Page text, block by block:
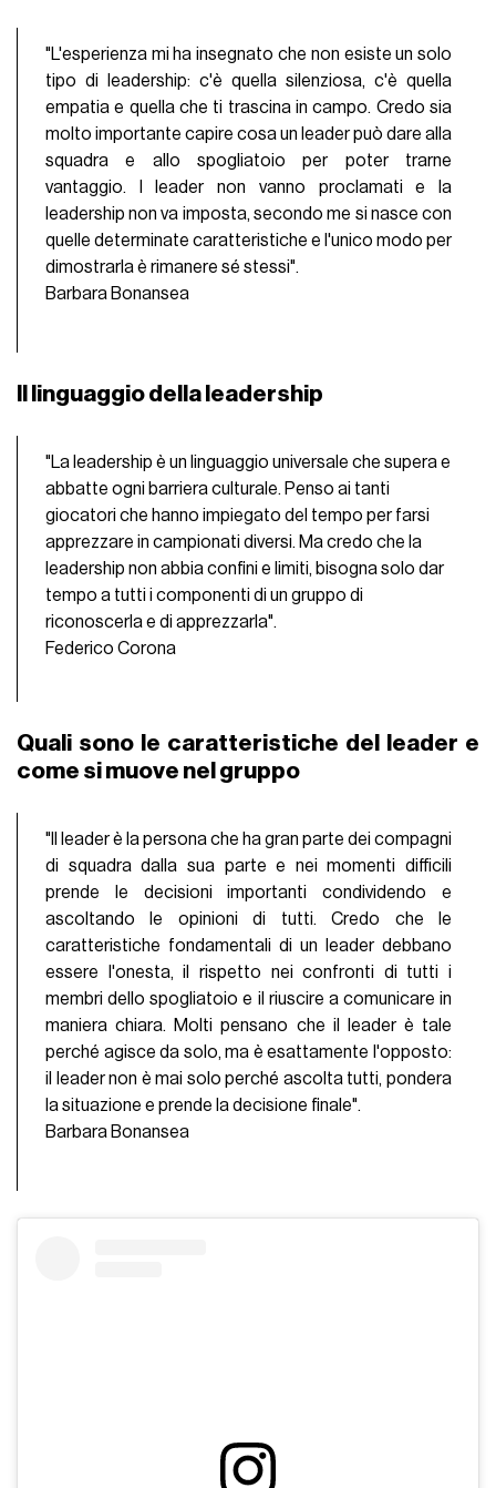
"L'esperienza mi ha insegnato che non esiste un solo
tipo di leadership: c'è quella silenziosa, c'è quella
empatia e quella che ti trascina in campo. Credo sia
molto importante capire cosa un leader può dare alla
squadra e allo spogliatoio per poter trarne
vantaggio. I leader non vanno proclamati e la
leadership non va imposta, secondo me si nasce con
quelle determinate caratteristiche e l'unico modo per
dimostrarla è rimanere sé stessi".
Barbara Bonansea
Il linguaggio della leadership
"La leadership è un linguaggio universale che supera e
abbatte ogni barriera culturale. Penso ai tanti
giocatori che hanno impiegato del tempo per farsi
apprezzare in campionati diversi. Ma credo che la
leadership non abbia confini e limiti, bisogna solo dar
tempo a tutti i componenti di un gruppo di
riconoscerla e di apprezzarla".
Federico Corona
Quali sono le caratteristiche del leader e
come si muove nel gruppo
"Il leader è la persona che ha gran parte dei compagni
di squadra dalla sua parte e nei momenti difficili
prende le decisioni importanti condividendo e
ascoltando le opinioni di tutti. Credo che le
caratteristiche fondamentali di un leader debbano
essere l'onesta, il rispetto nei confronti di tutti i
membri dello spogliatoio e il riuscire a comunicare in
maniera chiara. Molti pensano che il leader è tale
perché agisce da solo, ma è esattamente l'opposto:
il leader non è mai solo perché ascolta tutti, pondera
la situazione e prende la decisione finale".
Barbara Bonansea